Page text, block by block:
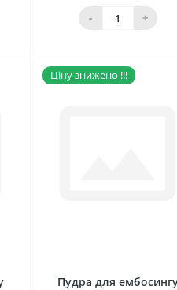
- +
Нема в наявності
Ціну знижено !!!
Пудра для